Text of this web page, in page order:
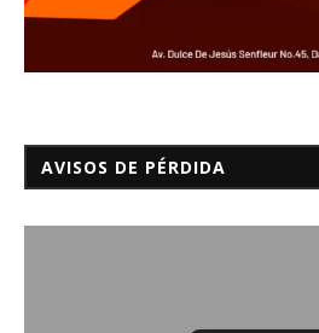
AVISOS DE PÉRDIDA